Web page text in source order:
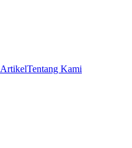
ArtikelTentang Kami